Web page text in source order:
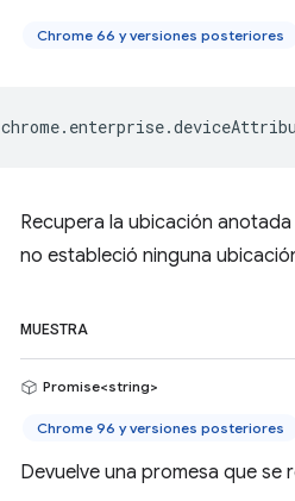
Chrome 66 y versiones posteriores
chrome. enterprise.
Recupera la ubicación
no estableció ninguna
MUESTRA
Promise<string>
Chrome 96 y versiones posteriores
Devuelve una promesa que